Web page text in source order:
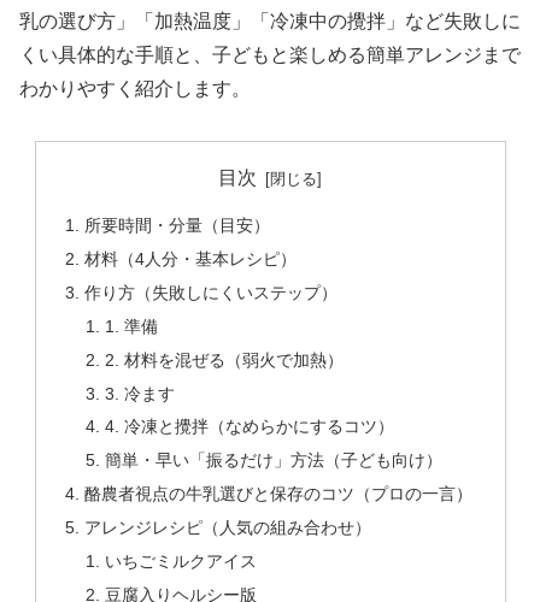
乳の選び方」「加熱温度」「冷凍中の攪拌」など失敗しに
くい具体的な手順と、子どもと楽しめる簡単アレンジまで
わかりやすく紹介します。
目次
所要時間・分量（目安）
材料（4人分・基本レシピ）
作り方（失敗しにくいステップ）
1. 準備
2. 材料を混ぜる（弱火で加熱）
3. 冷ます
4. 冷凍と攪拌（なめらかにするコツ）
簡単・早い「振るだけ」方法（子ども向け）
酪農者視点の牛乳選びと保存のコツ（プロの一言）
アレンジレシピ（人気の組み合わせ）
いちごミルクアイス
豆腐入りヘルシー版